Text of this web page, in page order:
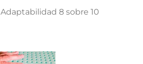
Adaptabilidad 8 sobre 10